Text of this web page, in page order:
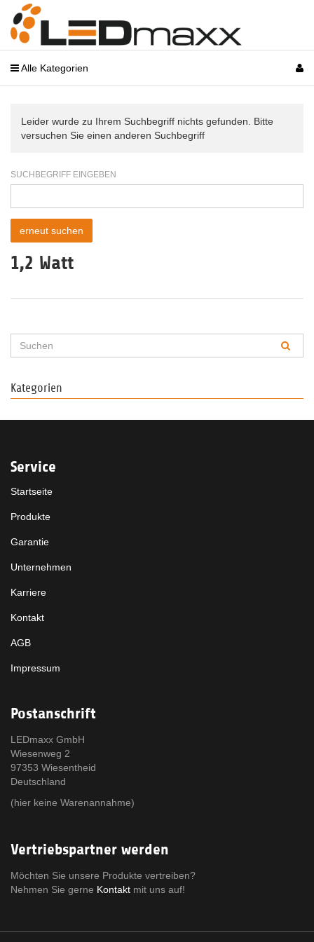
Alle Kategorien
Leider wurde zu Ihrem Suchbegriff nichts gefunden. Bitte
versuchen Sie einen anderen Suchbegriff
SUCHBEGRIFF EINGEBEN
1,2 Watt
Kategorien
Service
Startseite
Produkte
Garantie
Unternehmen
Karriere
Kontakt
AGB
Impressum
Postanschrift
LEDmaxx GmbH
Wiesenweg 2
97353 Wiesentheid
Deutschland
(hier keine Warenannahme)
Vertriebspartner werden
Möchten Sie unsere Produkte vertreiben?
Nehmen Sie gerne Kontakt mit uns auf!